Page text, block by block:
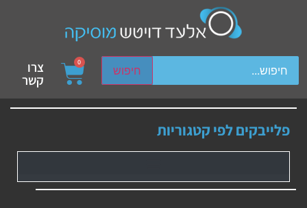
חיפוש
device users, explore by touch or with swipe gestures.
0 צרו
קשר
פלייבקים לפי קטגוריות